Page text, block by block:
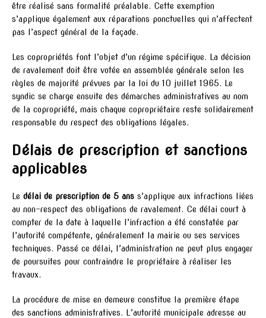
être réalisé sans formalité préalable. Cette exemption
s’applique également aux réparations ponctuelles qui n’affectent
pas l’aspect général de la façade.
Les copropriétés font l’objet d’un régime spécifique. La décision
de ravalement doit être votée en assemblée générale selon les
règles de majorité prévues par la loi du 10 juillet 1965. Le
syndic se charge ensuite des démarches administratives au nom
de la copropriété, mais chaque copropriétaire reste solidairement
responsable du respect des obligations légales.
Délais de prescription et sanctions
applicables
Le délai de prescription de 5 ans s’applique aux infractions liées
au non-respect des obligations de ravalement. Ce délai court à
compter de la date à laquelle l’infraction a été constatée par
l’autorité compétente, généralement la mairie ou ses services
techniques. Passé ce délai, l’administration ne peut plus engager
de poursuites pour contraindre le propriétaire à réaliser les
travaux.
La procédure de mise en demeure constitue la première étape
des sanctions administratives. L’autorité municipale adresse au